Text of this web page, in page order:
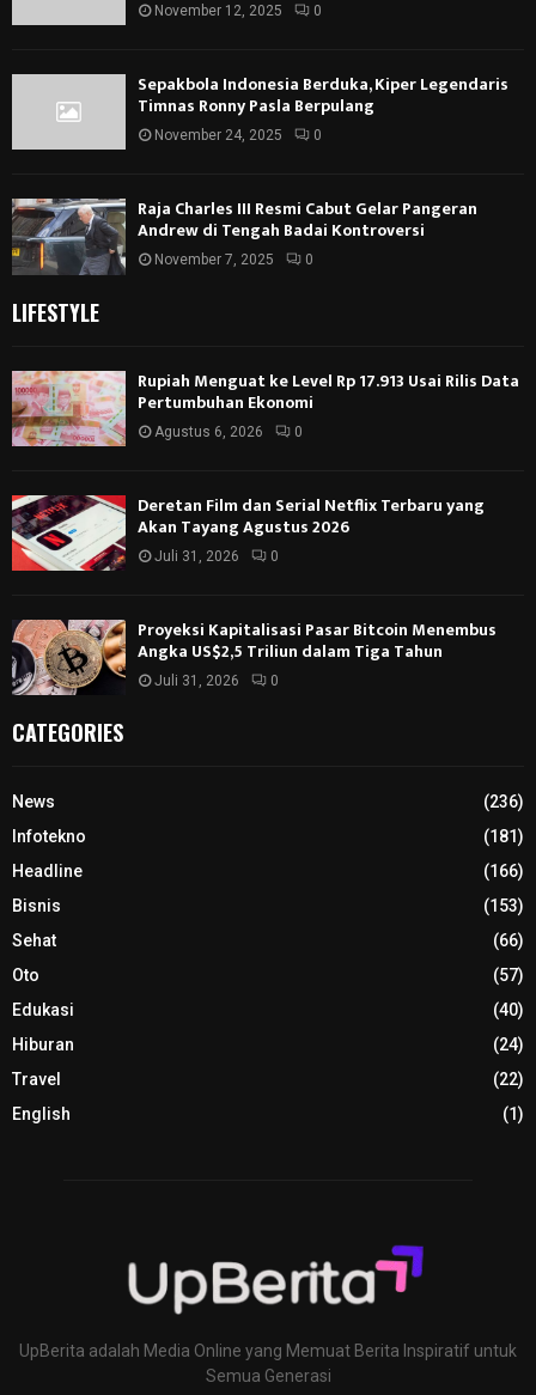
November 12, 2025 0
Sepakbola Indonesia Berduka, Kiper Legendaris
Timnas Ronny Pasla Berpulang
November 24, 2025 0
Raja Charles III Resmi Cabut Gelar Pangeran
Andrew di Tengah Badai Kontroversi
November 7, 2025 0
LIFESTYLE
Rupiah Menguat ke Level Rp 17.913 Usai Rilis Data
Pertumbuhan Ekonomi
Agustus 6, 2026 0
Deretan Film dan Serial Netflix Terbaru yang
Akan Tayang Agustus 2026
Juli 31, 2026 0
Proyeksi Kapitalisasi Pasar Bitcoin Menembus
Angka US$2,5 Triliun dalam Tiga Tahun
Juli 31, 2026 0
CATEGORIES
News
(236)
Infotekno
(181)
Headline
(166)
Bisnis
(153)
Sehat
(66)
Oto
(57)
Edukasi
(40)
Hiburan
(24)
Travel
(22)
English
(1)
UpBerita adalah Media Online yang Memuat Berita Inspiratif untuk
Semua Generasi